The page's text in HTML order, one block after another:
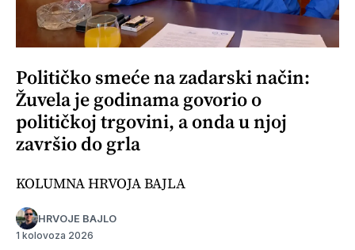
Političko smeće na zadarski način:
Žuvela je godinama govorio o
političkoj trgovini, a onda u njoj
završio do grla
KOLUMNA HRVOJA BAJLA
HRVOJE BAJLO
1 kolovoza 2026